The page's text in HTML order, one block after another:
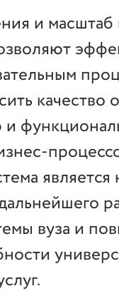
и масштаб
качество
и
вуза и